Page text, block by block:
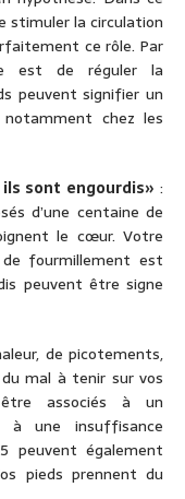
stimuler la circulation
ce rôle. Par
est de réguler la
peuvent signifier un
chez les
sont engourdis» :
d’une centaine de
le cœur. Votre
fourmillement est
peuvent être signe
de picotements,
mal à tenir sur vos
associés à un
une insuffisance
peuvent également
pieds prennent du